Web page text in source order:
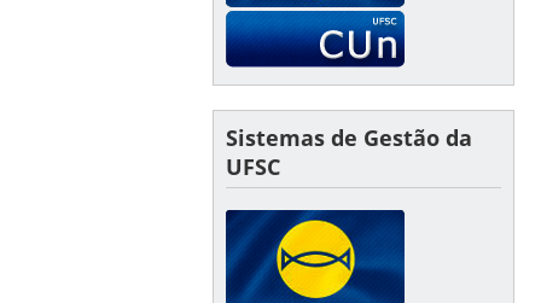
Sistemas de Gestão da
UFSC